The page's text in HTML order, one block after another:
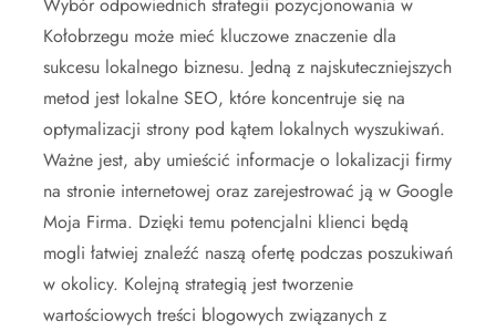
Kołobrzegu może mieć kluczowe znaczenie dla
sukcesu lokalnego biznesu. Jedną z najskuteczniejszych
metod jest lokalne SEO, które koncentruje się na
optymalizacji strony pod kątem lokalnych wyszukiwań.
Ważne jest, aby umieścić informacje o lokalizacji firmy
na stronie internetowej oraz zarejestrować ją w Google
Moja Firma. Dzięki temu potencjalni klienci będą
mogli łatwiej znaleźć naszą ofertę podczas poszukiwań
w okolicy. Kolejną strategią jest tworzenie
wartościowych treści blogowych związanych z